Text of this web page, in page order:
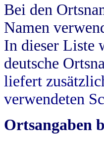
Bei den
Namen
In dieser Liste
deutsche
liefert
verwendeten
Ortsangaben